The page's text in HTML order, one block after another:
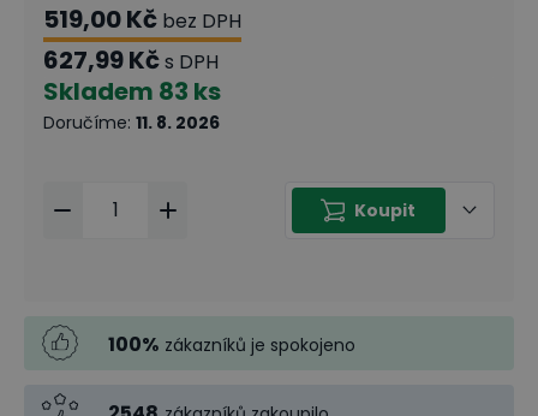
519,00 Kč bez DPH
627,99 Kčs DPH
Skladem 83 ks
Doručíme: 11. 8. 2026
Koupit
100% zákazníků je spokojeno